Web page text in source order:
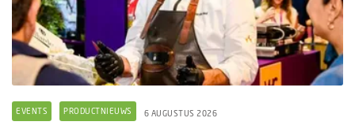
EVENTS PRODUCTNIEUWS 6 AUGUSTUS 2026